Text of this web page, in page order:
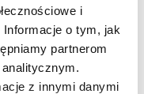
i
o tym, jak
partnerom
z innymi danymi